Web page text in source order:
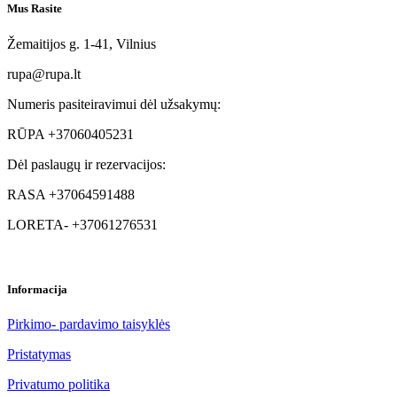
Mus Rasite
Žemaitijos g. 1-41, Vilnius
rupa@rupa.lt
Numeris pasiteiravimui dėl užsakymų:
RŪPA +37060405231
Dėl paslaugų ir rezervacijos:
RASA +37064591488
LORETA- +37061276531
Informacija
Pirkimo- pardavimo taisyklės
Pristatymas
Privatumo politika